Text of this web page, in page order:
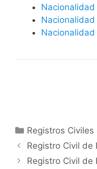
Nacionalidad
Nacionalidad
Categorías
Registros
Registro Civil de
Registro Civil de